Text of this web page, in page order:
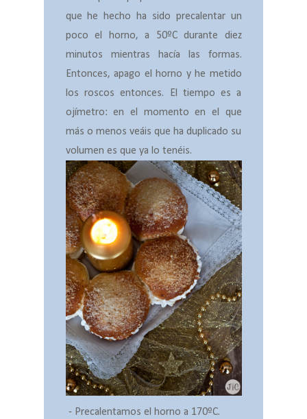
que he hecho ha sido precalentar un
poco el horno, a 50ºC durante diez
minutos mientras hacía las formas.
Entonces, apago el horno y he metido
los roscos entonces. El tiempo es a
ojímetro: en el momento en el que
más o menos veáis que ha duplicado su
volumen es que ya lo tenéis.
- Precalentamos el horno a 170ºC.